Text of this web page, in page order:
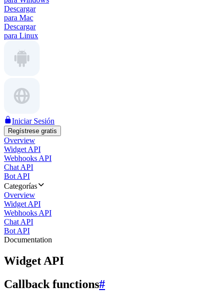
Descargar
para Mac
Descargar
para Linux
Iniciar Sesión
Regístrese gratis
Overview
Widget API
Webhooks API
Chat API
Bot API
Categorías
Overview
Widget API
Webhooks API
Chat API
Bot API
Documentation
Widget API
Callback functions#